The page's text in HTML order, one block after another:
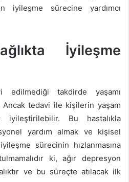
iyileşme sürecine yardımcı
İyileşme
edilmediği takdirde yaşamı
Ancak tedavi ile kişilerin yaşam
Bu hastalıkla
yardım almak ve kişisel
sürecinin hızlanmasına
ki, ağır depresyon
ve bu süreçte atılacak ilk